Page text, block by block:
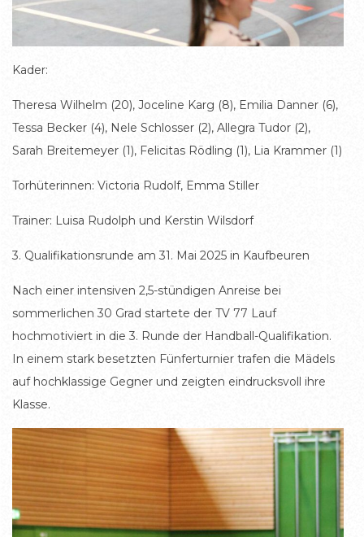
Kader:
Theresa Wilhelm (20), Joceline Karg (8), Emilia Danner (6),
Tessa Becker (4), Nele Schlosser (2), Allegra Tudor (2),
Sarah Breitemeyer (1), Felicitas Rödling (1), Lia Krammer (1)
Torhüterinnen: Victoria Rudolf, Emma Stiller
Trainer: Luisa Rudolph und Kerstin Wilsdorf
3. Qualifikationsrunde am 31. Mai 2025 in Kaufbeuren
Nach einer intensiven 2,5-stündigen Anreise bei
sommerlichen 30 Grad startete der TV 77 Lauf
hochmotiviert in die 3. Runde der Handball-Qualifikation.
In einem stark besetzten Fünferturnier trafen die Mädels
auf hochklassige Gegner und zeigten eindrucksvoll ihre
Klasse.